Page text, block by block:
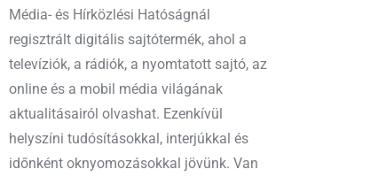
Média- és Hírközlési Hatóságnál
regisztrált digitális sajtótermék, ahol a
televíziók, a rádiók, a nyomtatott sajtó, az
online és a mobil média világának
aktualitásairól olvashat. Ezenkívül
helyszíni tudósításokkal, interjúkkal és
időnként oknyomozásokkal jövünk. Van